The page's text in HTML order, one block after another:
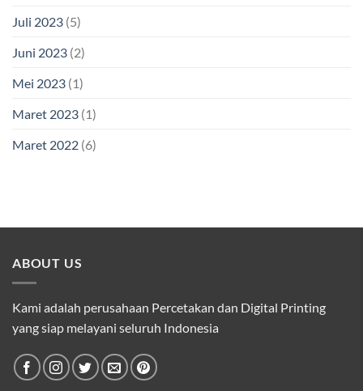
Juli 2023 (5)
Juni 2023 (2)
Mei 2023 (1)
Maret 2023 (1)
Maret 2022 (6)
ABOUT US
Kami adalah perusahaan Percetakan dan Digital Printing
yang siap melayani seluruh Indonesia